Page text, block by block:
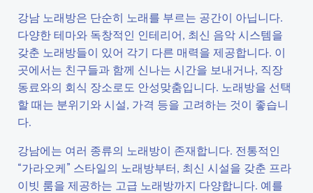
강남 노래방은 단순히 노래를 부르는 공간이 아닙니다.
다양한 테마와 독창적인 인테리어, 최신 음악 시스템을
갖춘 노래방들이 있어 각기 다른 매력을 제공합니다. 이
곳에서는 친구들과 함께 신나는 시간을 보내거나, 직장
동료와의 회식 장소로도 안성맞춤입니다. 노래방을 선택
할 때는 분위기와 시설, 가격 등을 고려하는 것이 좋습니
다.
강남에는 여러 종류의 노래방이 존재합니다. 전통적인
“가라오케” 스타일의 노래방부터, 최신 시설을 갖춘 프라
이빗 룸을 제공하는 고급 노래방까지 다양합니다. 예를